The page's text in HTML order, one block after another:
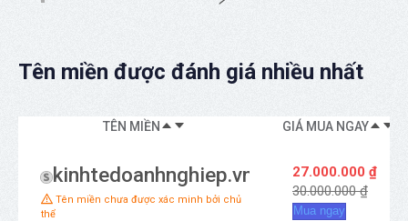
Tên miền được đánh giá nhiều nhất
TÊN MIỀN GIÁ MUA NGAY
kinhtedoanhnghiep.vn
Tên miền chưa được xác minh bởi chủ
thể
27.000.000 ₫
30.000.000 ₫
Mua ngay